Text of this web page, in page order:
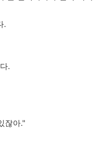
.
.
잖아."